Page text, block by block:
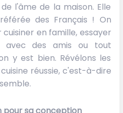
l'âme de la maison. Elle
des Français ! On
en famille, essayer
avec des amis ou tout
y est bien. Révélons les
réussie, c'est-à-dire
pour sa conception